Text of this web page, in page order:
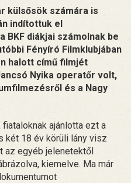
külsősök számára is
indítottuk el
BKF diákjai számolnak be
Fényíró Filmklubjában
halott című filmjét
Nyika operatőr volt,
és a Nagy
ajánlotta ezt a
két 18 év körüli lány visz
az egyéb jelenetektől
kiemelve. Ma már